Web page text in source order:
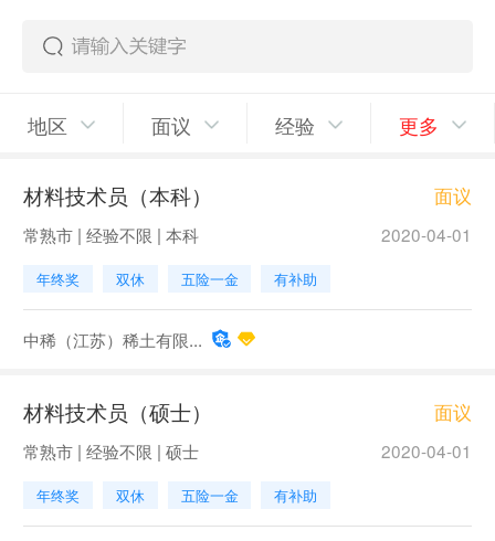
地区 面议 经验 更多
材料技术员（本科） 面议
常熟市 | 经验不限 | 本科 2020-04-01
年终奖 双休 五险一金 有补助
中稀（江苏）稀土有限...
材料技术员（硕士） 面议
常熟市 | 经验不限 | 硕士 2020-04-01
年终奖 双休 五险一金 有补助